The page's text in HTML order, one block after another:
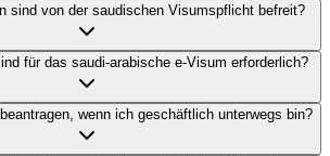
sind von der saudischen Visumspflicht befreit?
für das saudi-arabische e-Visum erforderlich?
wenn ich geschäftlich unterwegs bin?